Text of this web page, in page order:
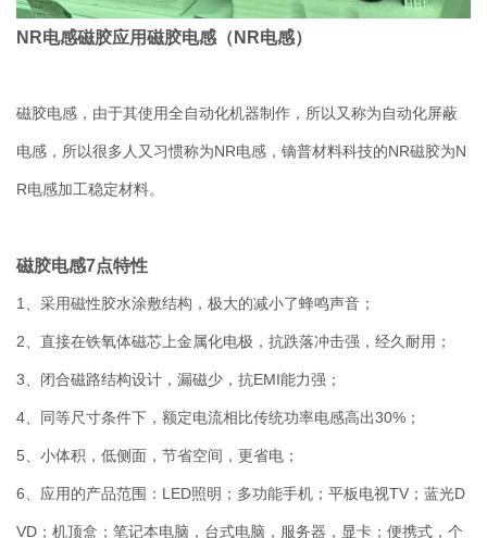
NR电感磁胶应用磁胶电感（NR电感）
磁胶电感，由于其使用全自动化机器制作，所以又称为自动化屏蔽
电感，所以很多人又习惯称为NR电感，镝普材料科技的NR磁胶为N
R电感加工稳定材料。
磁胶电感7点特性
1、采用磁性胶水涂敷结构，极大的减小了蜂鸣声音；
2、直接在铁氧体磁芯上金属化电极，抗跌落冲击强，经久耐用；
3、闭合磁路结构设计，漏磁少，抗EMI能力强；
4、同等尺寸条件下，额定电流相比传统功率电感高出30%；
5、小体积，低侧面，节省空间，更省电；
6、应用的产品范围：LED照明；多功能手机；平板电视TV；蓝光D
VD；机顶盒；笔记本电脑，台式电脑，服务器，显卡；便携式，个